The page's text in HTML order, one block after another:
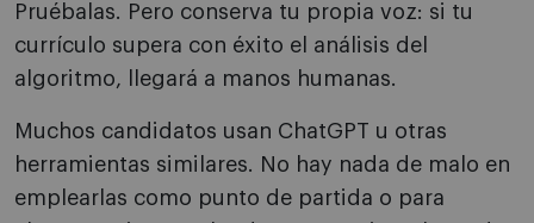
Pruébalas. Pero conserva tu propia voz: si tu
currículo supera con éxito el análisis del
algoritmo, llegará a manos humanas.
Muchos candidatos usan ChatGPT u otras
herramientas similares. No hay nada de malo en
emplearlas como punto de partida o para